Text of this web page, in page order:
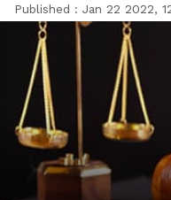
Published : Jan 22 2022,